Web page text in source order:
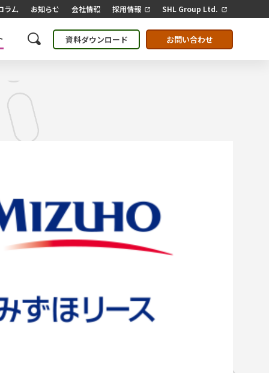
ラム お知らせ 会社情報 採用情報 SHL Group Ltd.
資料ダウンロード お問い合わせ